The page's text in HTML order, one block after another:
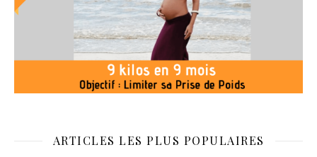
ARTICLES LES PLUS POPULAIRES